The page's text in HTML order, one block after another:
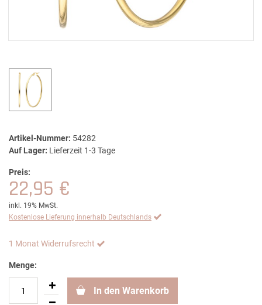
Artikel-Nummer: 54282
Auf Lager: Lieferzeit 1-3 Tage
Preis:
22,95 €
inkl. 19% MwSt.
Kostenlose Lieferung innerhalb Deutschlands
1 Monat Widerrufsrecht
Menge:
In den Warenkorb